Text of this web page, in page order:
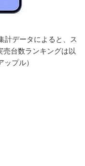
計データによると、ス
売台数ランキングは以
プル）